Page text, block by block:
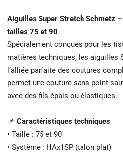
Aiguilles Super Stretch Schmetz
tailles 75 et 90
Spécialement conçues pour les
matières techniques, les aiguilles
l’alliée parfaite des coutures
permet une couture sans point
avec des fils épais ou élastiques.
📌 Caractéristiques techniques
• Taille : 75 et 90
• Système : HAx1SP (talon plat)